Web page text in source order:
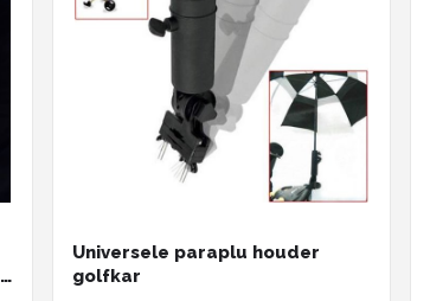
Universele paraplu houder
golfkar